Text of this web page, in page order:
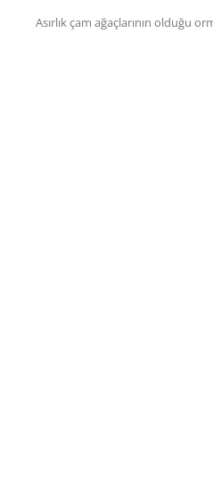
Asırlık çam ağaçlarının olduğu